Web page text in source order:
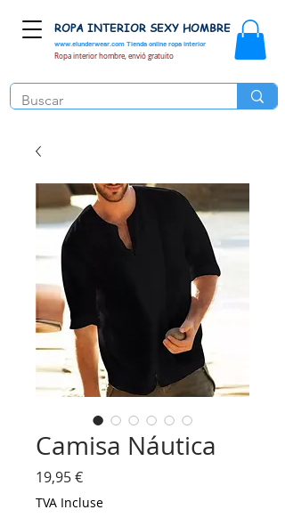
www.elunderwear.com Tienda online ropa interior
ROPA INTERIOR SEXY HOMBRE
Ropa interior hombre, envió gratuito
Camisa Náutica
19,95 €Prix
TVA Incluse